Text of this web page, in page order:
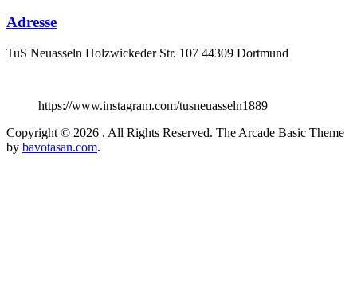
Adresse
TuS Neuasseln Holzwickeder Str. 107 44309 Dortmund
https://www.instagram.com/tusneuasseln1889
Copyright © 2026 . All Rights Reserved. The Arcade Basic Theme
by bavotasan.com.